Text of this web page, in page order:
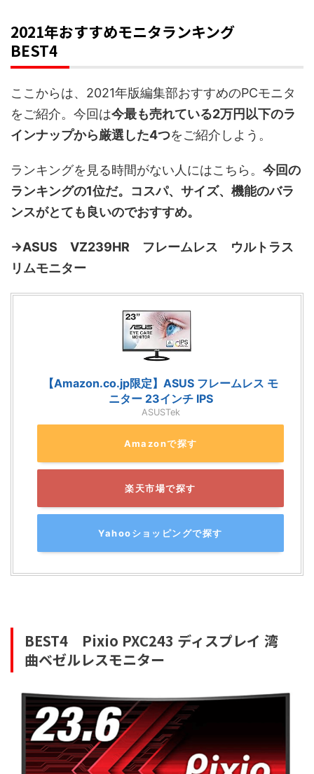
2021年おすすめモニタランキング
BEST4
ここからは、2021年版編集部おすすめのPCモニタ
をご紹介。今回は今最も売れている2万円以下のラ
インナップから厳選した4つをご紹介しよう。
ランキングを見る時間がない人にはこちら。 今回の
ランキングの1位だ。コスパ、サイズ、機能のバラ
ンスがとても良いのでおすすめ。
→ASUS VZ239HR フレームレス ウルトラス
リムモニター
【Amazon.co.jp限定】ASUS フレームレス モ
ニター 23インチ IPS
ASUSTek
Amazonで探す
楽天市場で探す
Yahooショッピングで探す
BEST4 Pixio PXC243 ディスプレイ 湾
曲ベゼルレスモニター